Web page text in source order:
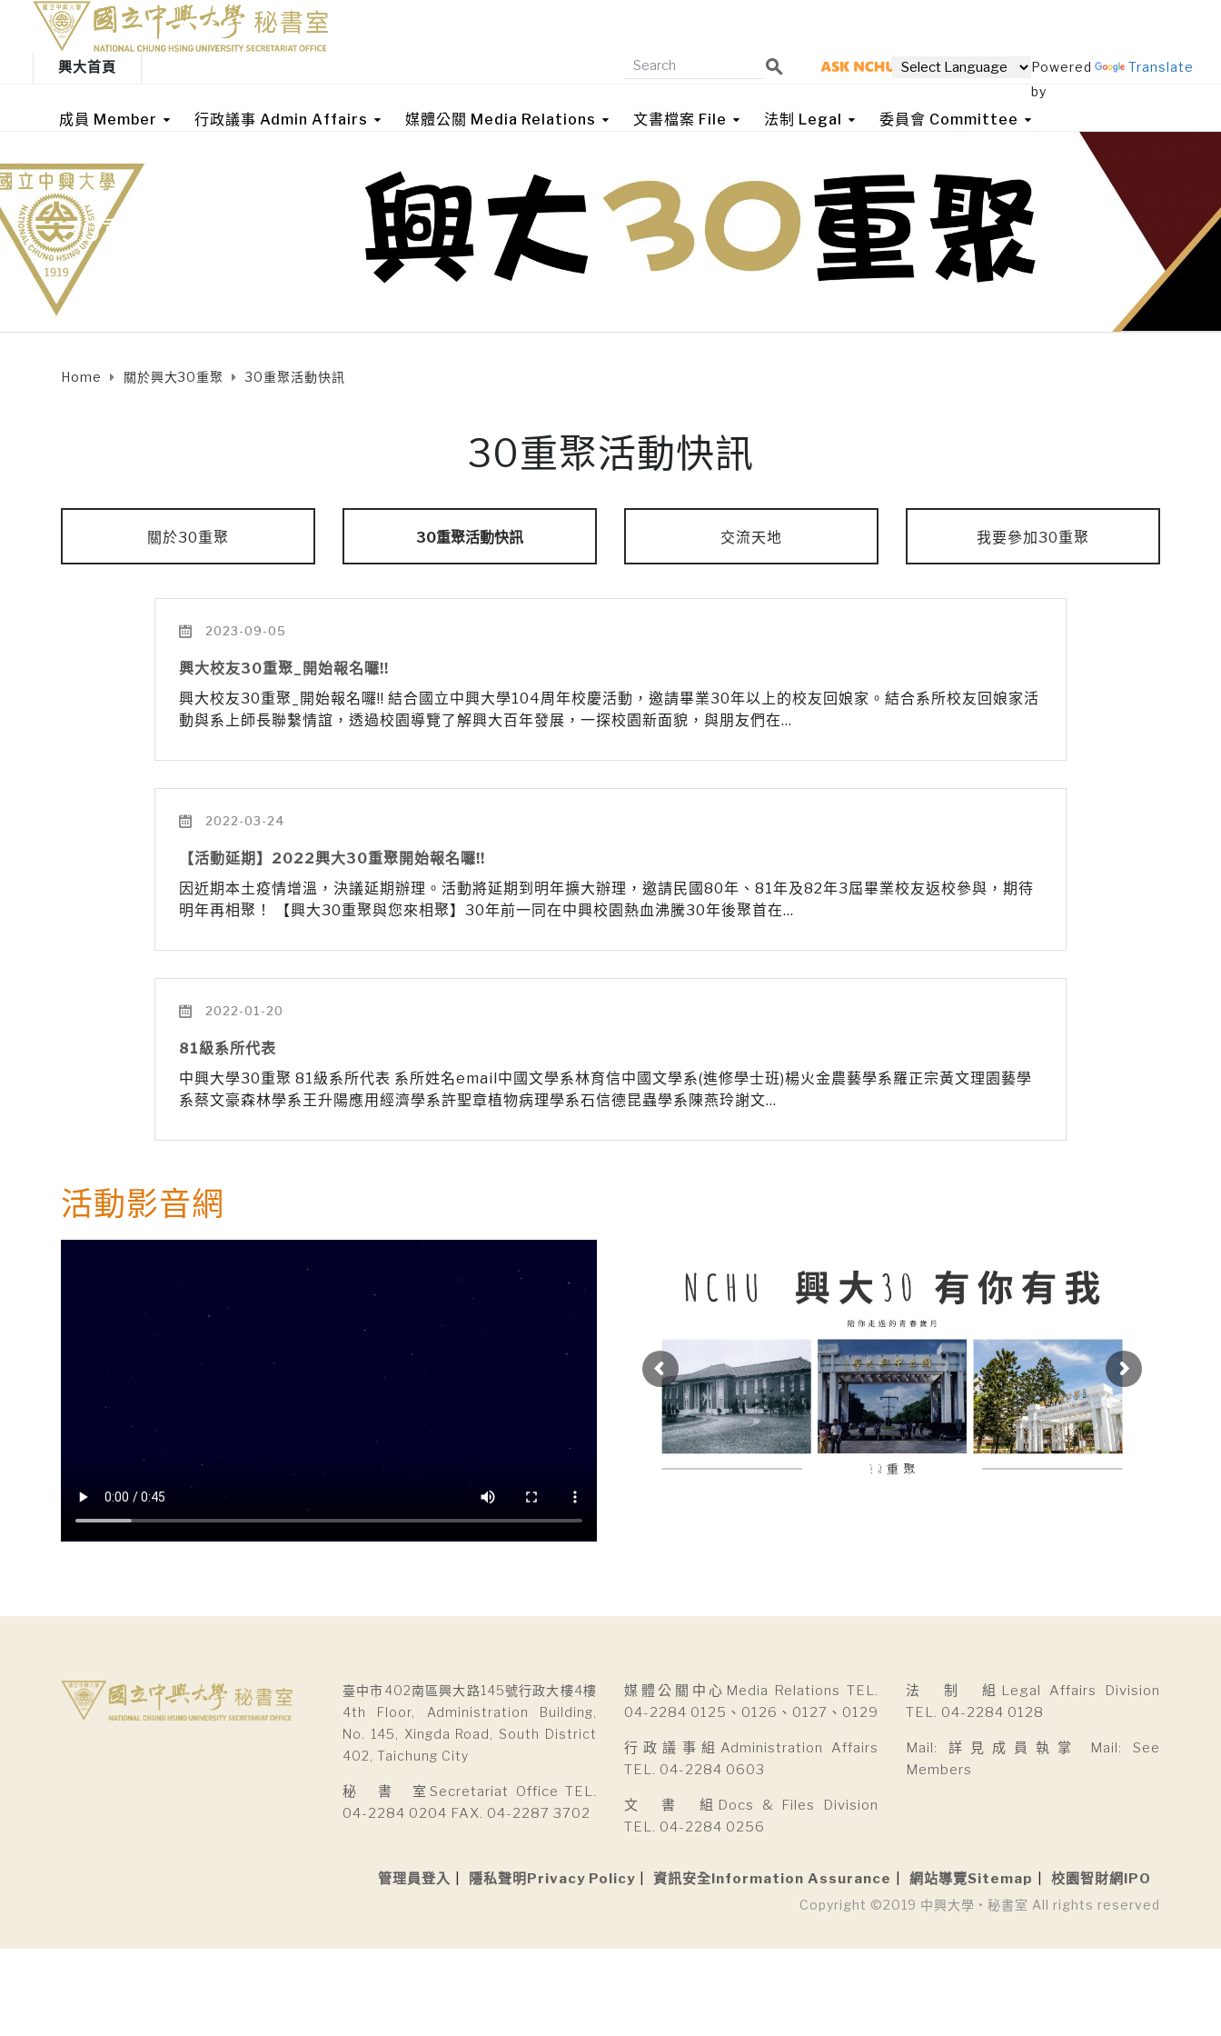
興大首頁
Powered
by
Translate
成員 Member 行政議事 Admin Affairs 媒體公關 Media Relations 文書檔案 File 法制 Legal 委員會 Committee
30重聚活動快訊
Home 關於興大30重聚 30重聚活動快訊
30重聚活動快訊
關於30重聚 30重聚活動快訊 交流天地 我要參加30重聚
2023-09-05
興大校友30重聚_開始報名囉!!
興大校友30重聚_開始報名囉!! 結合國立中興大學104周年校慶活動，邀請畢業30年以上的校友回娘家。結合系所校友回娘家活
動與系上師長聯繫情誼，透過校園導覽了解興大百年發展，一探校園新面貌，與朋友們在…
2022-03-24
【活動延期】2022興大30重聚開始報名囉!!
因近期本土疫情增溫，決議延期辦理。活動將延期到明年擴大辦理，邀請民國80年、81年及82年3屆畢業校友返校參與，期待
明年再相聚！ 【興大30重聚與您來相聚】30年前一同在中興校園熱血沸騰30年後聚首在…
2022-01-20
81級系所代表
中興大學30重聚 81級系所代表 系所姓名email中國文學系林育信中國文學系(進修學士班)楊火金農藝學系羅正宗黃文理園藝學
系蔡文豪森林學系王升陽應用經濟學系許聖章植物病理學系石信德昆蟲學系陳燕玲謝文…
活動影音網
臺中市402南區興大路145號行政大樓4樓
4th Floor, Administration Building,
No. 145, Xingda Road, South District
402, Taichung City
秘 書 室Secretariat Office TEL.
04-2284 0204 FAX. 04-2287 3702
媒體公關中心Media Relations TEL.
04-2284 0125、0126、0127、0129
行政議事組Administration Affairs
TEL. 04-2284 0603
文 書 組Docs & Files Division
TEL. 04-2284 0256
法 制 組Legal Affairs Division
TEL. 04-2284 0128
Mail: 詳見成員執掌 Mail: See
Members
管理員登入 隱私聲明Privacy Policy 資訊安全Information Assurance 網站導覽Sitemap 校園智財網IPO
Copyright ©2019 中興大學 • 秘書室 All rights reserved